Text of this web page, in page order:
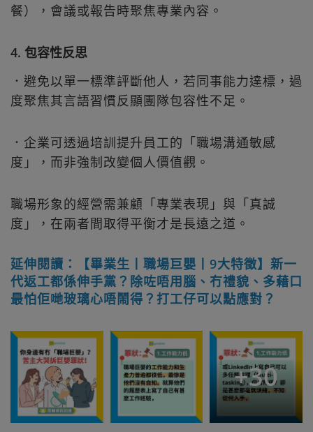
餐），會議或報告時聚焦專業內容。
4. 包容性反思
．避免以單一標準評斷他人，若同事能力達標，過
度聚焦其言語習慣反顯團隊包容性不足。
．企業可透過培訓提升員工的「職場溝通敏感
度」，而非強制改變個人價值觀。
職場形象的經營需兼顧「專業表現」與「真誠
度」，在兩者間取得平衡才是長遠之道。
延伸閱讀：【畢業生丨職場巨嬰丨9大特徵】新一
代返工都係伸手黨？除咗唔用腦、冇禮貌、多藉口
最怕佢哋玻璃心唔鬧得？打工仔可以點應對？
+30